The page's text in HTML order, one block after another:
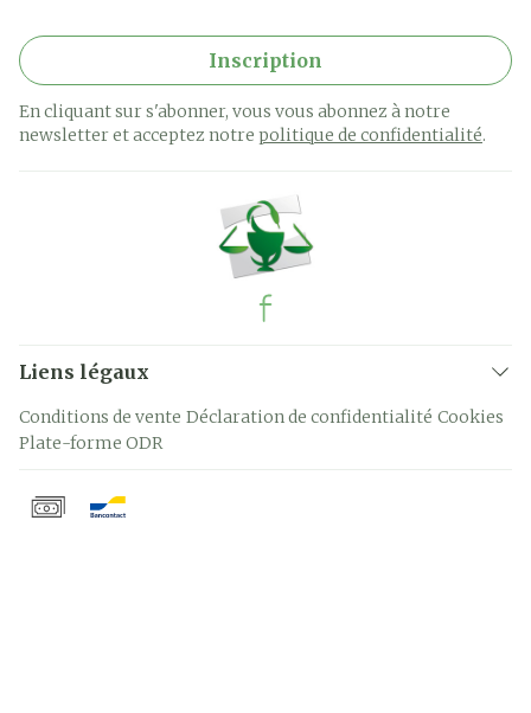
Inscription
En cliquant sur s'abonner, vous vous abonnez à notre
newsletter et acceptez notre politique de confidentialité.
Liens légaux
Conditions de vente Déclaration de confidentialité Cookies
Plate-forme ODR